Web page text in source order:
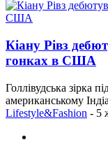
Кіану Рівз
гонках в США
Голлівудська зірка
американському
Lifestyle&Fashion - 5